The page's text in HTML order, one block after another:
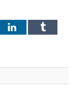
LinkedInTumblr